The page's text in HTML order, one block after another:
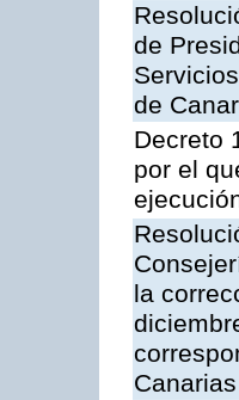
de
de
Decreto
por el
la